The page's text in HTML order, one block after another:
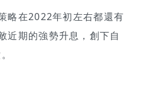
略在2022年初左右都還有
近期的強勢升息，創下自